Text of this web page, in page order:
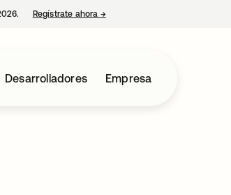
Regístrate ahora →se abre en una pestaña nueva
Desarrolladores Empresa